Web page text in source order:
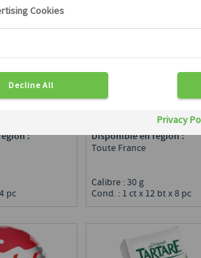
AOP
:
pc
CAMEMBERT PORTION
Disponible en région :
Toute France
Calibre : 30 g
Cond. : 1 ct x 12 bt x 8 pc